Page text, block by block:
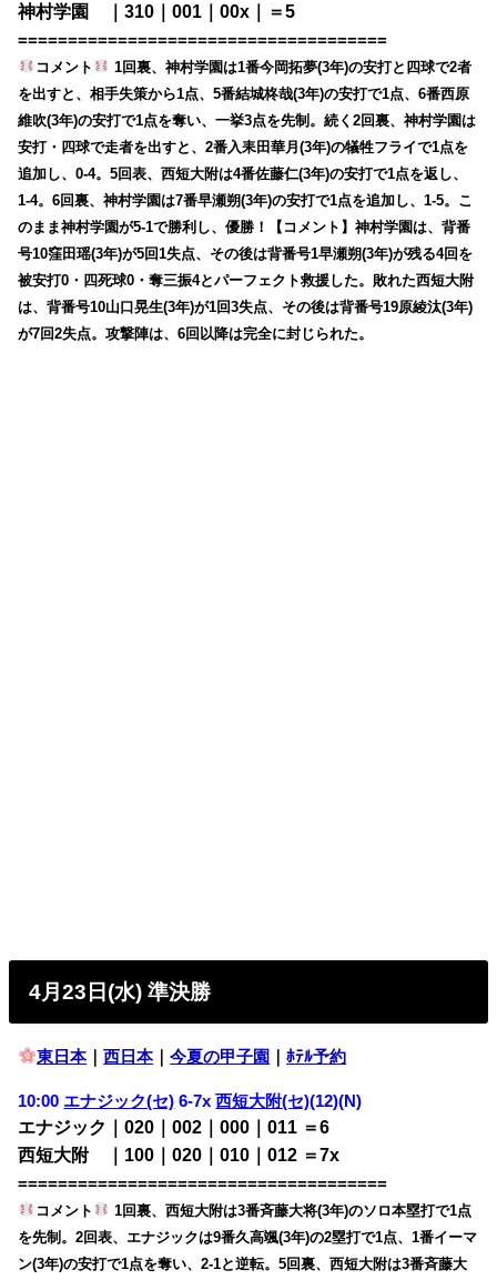
神村学園 ｜310｜001｜00x｜＝5
=====================================
コメント
1回裏、神村学園は1番今岡拓夢(3年)の安打と四球で2者
を出すと、相手失策から1点、5番結城柊哉(3年)の安打で1点、6番西原
維吹(3年)の安打で1点を奪い、一挙3点を先制。続く2回裏、神村学園は
安打・四球で走者を出すと、2番入耒田華月(3年)の犠牲フライで1点を
追加し、0-4。5回表、西短大附は4番佐藤仁(3年)の安打で1点を返し、
1-4。6回裏、神村学園は7番早瀬朔(3年)の安打で1点を追加し、1-5。こ
のまま神村学園が5-1で勝利し、優勝！【コメント】神村学園は、背番
号10窪田瑶(3年)が5回1失点、その後は背番号1早瀬朔(3年)が残る4回を
被安打0・四死球0・奪三振4とパーフェクト救援した。敗れた西短大附
は、背番号10山口晃生(3年)が1回3失点、その後は背番号19原綾汰(3年)
が7回2失点。攻撃陣は、6回以降は完全に封じられた。
4月23日(水) 準決勝
東日本｜西日本｜今夏の甲子園 ｜ﾎﾃﾙ予約
10:00 エナジック(セ) 6-7x西短大附(セ)(12)(N)
エナジック｜020｜002｜000｜011 ＝6
西短大附 ｜100｜020｜010｜012 ＝7x
=====================================
コメント
1回裏、西短大附は3番斉藤大将(3年)のソロ本塁打で1点
を先制。2回表、エナジックは9番久高颯(3年)の2塁打で1点、1番イーマ
ン(3年)の安打で1点を奪い、2-1と逆転。5回裏、西短大附は3番斉藤大